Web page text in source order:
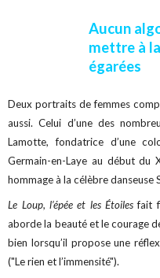
Aucun
mettre à
égarées
Deux portraits de femmes
aussi. Celui d’une des
Lamotte, fondatrice d’une
Germain-en-Laye au début du
hommage à la célèbre danseuse
Le Loup, l’épée et les Étoiles fait
aborde la beauté et le courage
bien lorsqu’il propose une
("Le rien et l’immensité").